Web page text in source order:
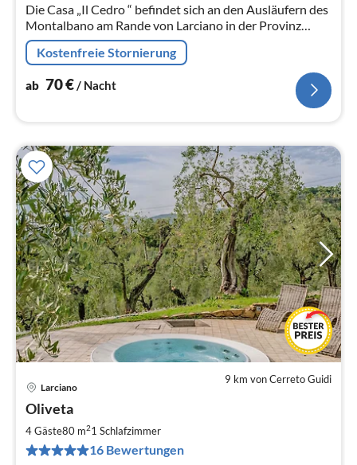
Die Casa „Il Cedro “ befindet sich an den Ausläufern des
Montalbano am Rande von Larciano in der Provinz
Pistoia.
Kostenfreie Stornierung
ab 70€/ Nacht
9 km von Cerreto Guidi
Larciano
Oliveta
4 Gäste80 m21 Schlafzimmer
16 Bewertungen